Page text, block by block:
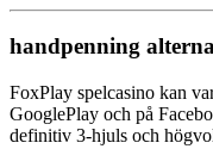
handpenning
FoxPlay spelcasino kan
GooglePlay och på
definitiv 3-hjuls och